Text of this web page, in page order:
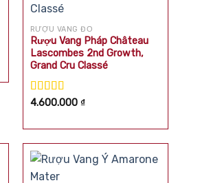
RƯỢU VANG ĐỎ
Rượu Vang Pháp Château
Lascombes 2nd Growth,
Grand Cru Classé
Được xếp
4.600.000 ₫